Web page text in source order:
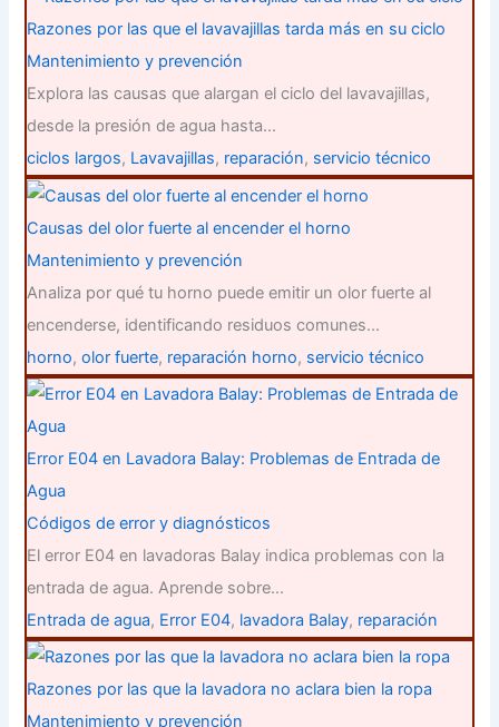
Razones por las que el lavavajillas tarda más en su ciclo
Mantenimiento y prevención
Explora las causas que alargan el ciclo del lavavajillas,
desde la presión de agua hasta…
ciclos largos, Lavavajillas, reparación, servicio técnico
Causas del olor fuerte al encender el horno
Mantenimiento y prevención
Analiza por qué tu horno puede emitir un olor fuerte al
encenderse, identificando residuos comunes…
horno,olor fuerte, reparación horno, servicio técnico
Error E04 en Lavadora Balay: Problemas de Entrada de
Agua
Códigos de error y diagnósticos
El error E04 en lavadoras Balay indica problemas con la
entrada de agua. Aprende sobre…
Entrada de agua, Error E04, lavadora Balay, reparación
Razones por las que la lavadora no aclara bien la ropa
Mantenimiento y prevención